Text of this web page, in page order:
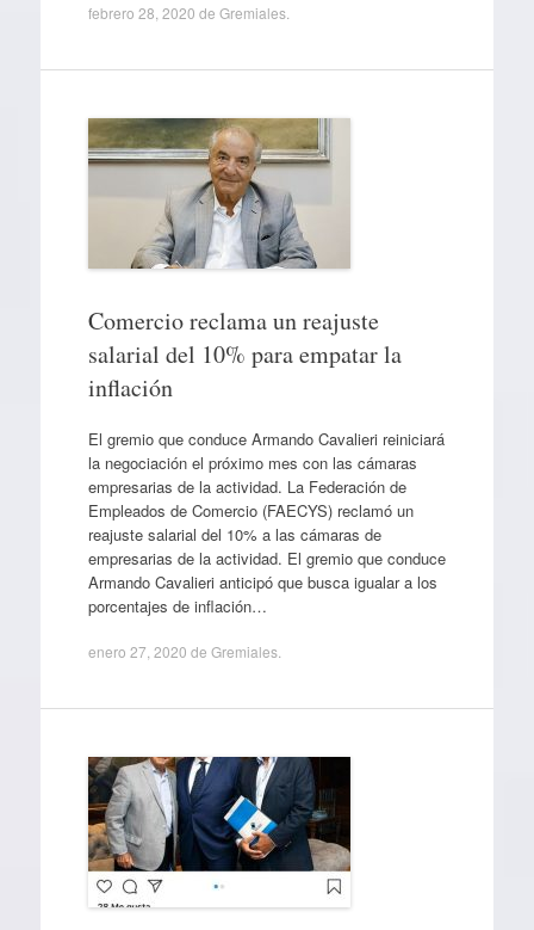
febrero 28, 2020 de Gremiales.
Comercio reclama un reajuste
salarial del 10% para empatar la
inflación
El gremio que conduce Armando Cavalieri reiniciará
la negociación el próximo mes con las cámaras
empresarias de la actividad. La Federación de
Empleados de Comercio (FAECYS) reclamó un
reajuste salarial del 10% a las cámaras de
empresarias de la actividad. El gremio que conduce
Armando Cavalieri anticipó que busca igualar a los
porcentajes de inflación…
enero 27, 2020 de Gremiales.